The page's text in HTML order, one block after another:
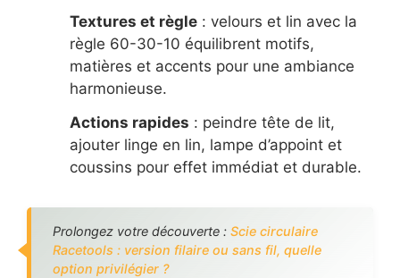
Textures et règle : velours et lin avec la
règle 60-30-10 équilibrent motifs,
matières et accents pour une ambiance
harmonieuse.
Actions rapides : peindre tête de lit,
ajouter linge en lin, lampe d’appoint et
coussins pour effet immédiat et durable.
Prolongez votre découverte : Scie circulaire
Racetools : version filaire ou sans fil, quelle
option privilégier ?